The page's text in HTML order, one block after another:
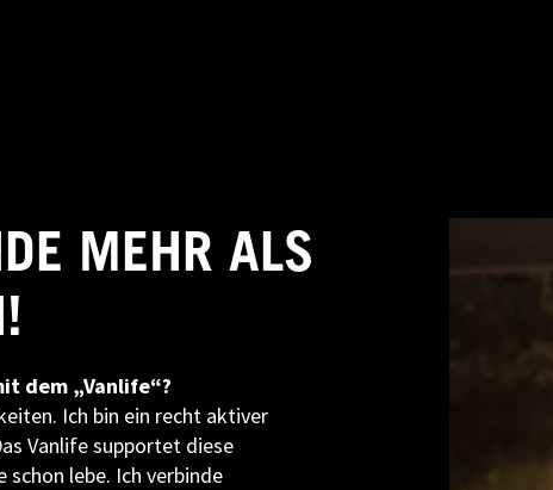
MEHR ALS
dem „Vanlife“?
Ich bin ein recht aktiver
Vanlife supportet diese
schon lebe. Ich verbinde